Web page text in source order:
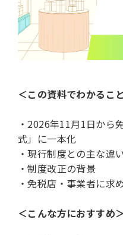
＜この資料でわかるこ
・2026年11月1日から
式」に一本化
・現行制度との主な違
・制度改正の背景
・免税店・事業者に求
＜こんな方におすすめ＞